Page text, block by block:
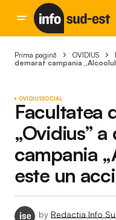
Prima pagină OVIDIUS
demarat campania
OVIDIUSSOCIAL
Facultatea
„Ovidius”
campania
este un
by Redactia Info